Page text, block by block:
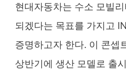
현대자동차는 수소 모빌
되겠다는 목표를 가지고
증명하고자 한다. 이 콘셉
상반기에 생산 모델로 출